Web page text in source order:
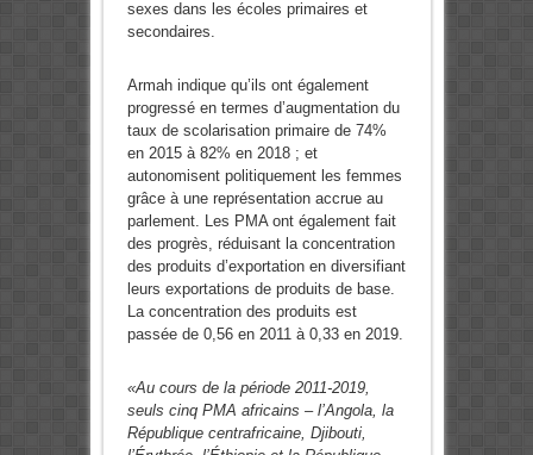
sexes dans les écoles primaires et
secondaires.
Armah indique qu’ils ont également
progressé en termes d’augmentation du
taux de scolarisation primaire de 74%
en 2015 à 82% en 2018 ; et
autonomisent politiquement les femmes
grâce à une représentation accrue au
parlement. Les PMA ont également fait
des progrès, réduisant la concentration
des produits d’exportation en diversifiant
leurs exportations de produits de base.
La concentration des produits est
passée de 0,56 en 2011 à 0,33 en 2019.
«Au cours de la période 2011-2019,
seuls cinq PMA africains – l’Angola, la
République centrafricaine, Djibouti,